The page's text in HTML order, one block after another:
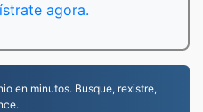
agora.
en minutos. Busque, rexistre,